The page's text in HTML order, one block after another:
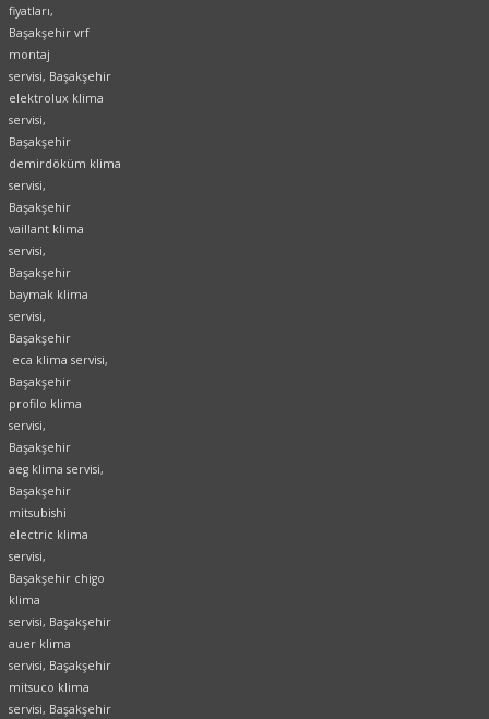
fiyatları,
Başakşehir vrf
montaj
servisi, Başakşehir
elektrolux klima
servisi,
Başakşehir
demirdöküm klima
servisi,
Başakşehir
vaillant klima
servisi,
Başakşehir
baymak klima
servisi,
Başakşehir
eca klima servisi,
Başakşehir
profilo klima
servisi,
Başakşehir
aeg klima servisi,
Başakşehir
mitsubishi
electric klima
servisi,
Başakşehir chigo
klima
servisi, Başakşehir
auer klima
servisi, Başakşehir
mitsuco klima
servisi, Başakşehir